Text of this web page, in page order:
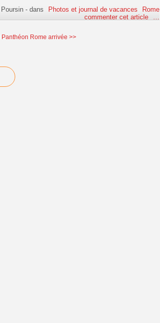
-dans Photos et journal de vacances
Rome
commenter cet article
…
Rome arrivée >>